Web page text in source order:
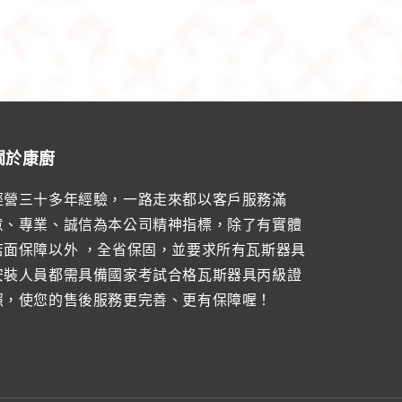
於康廚
營三十多年經驗，一路走來都以客戶服務滿
專業、誠信為本公司精神指標，除了有實體
面保障以外 ，全省保固，並要求所有瓦斯器具
裝人員都需具備國家考試合格瓦斯器具丙級證
使您的售後服務更完善、更有保障喔！